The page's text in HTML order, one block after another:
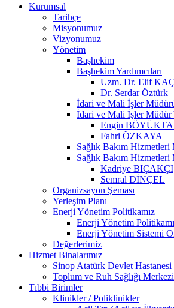
Kurumsal
Tarihçe
Misyonumuz
Vizyonumuz
Yönetim
Başhekim
Başhekim Yardımcıları
Uzm. Dr. Elif
Dr. Serdar Öztürk
İdari ve Mali İşler
İdari ve Mali İşler Müdür
Engin
Fahri ÖZKAYA
Sağlık Bakım Hizmetleri
Sağlık Bakım Hizmetleri
Kadriye BIÇAKÇI
Semral DİNÇEL
Organizsayon Şeması
Yerleşim Planı
Enerji Yönetim Politikamız
Enerji Yönetim
Enerji Yönetim Sistemi
Değerlerimiz
Hizmet Binalarımız
Sinop Atatürk Devlet Hastanesi
Toplum ve Ruh Sağlığı
Tıbbi Birimler
Klinikler / Poliklinikler